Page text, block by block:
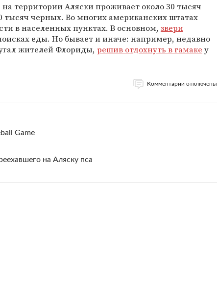
на территории Аляски проживает около 30 тысяч
тысяч черных. Во многих американских штатах
в населенных пунктах. В основном, звери
еды. Но бывает и иначе: например, недавно
жителей Флориды, решив отдохнуть в гамаке у
Комментарии отключены
Game
на Аляску пса